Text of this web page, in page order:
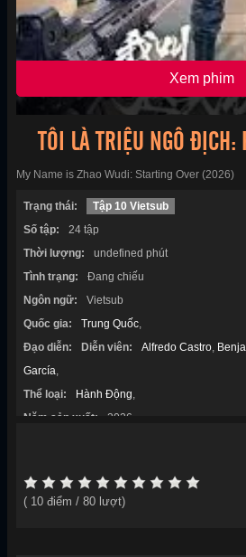
Xem phim
TÔI LÀ TRIỆU NGÔ ĐỊCH:
My Name is Zhao Wudi: Starting Over (2026)
Trạng thái:
Tập 10 Vietsub
Số tập:
24 tập
Thời lượng:
undefined phút
Tình trạng:
Đang chiếu
Ngôn ngữ:
Vietsub
Quốc gia:
Trung Quốc,
Đạo diễn:
Diễn viên: Alfredo Castro,
García,
Thể loại:
Hành Động,
Năm sản xuất:
2026
( 10 điểm / 80 lượt)